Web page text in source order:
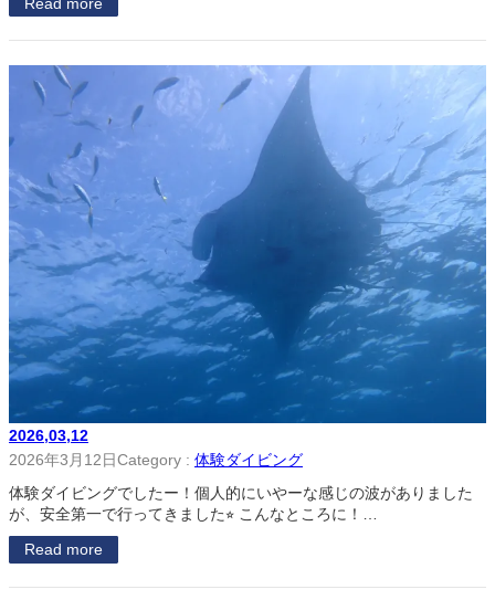
2026,03,12
2026年3月12日Category : 体験ダイビング
体験ダイビングでしたー！個人的にいやーな感じの波がありました
が、安全第一で行ってきました⭐︎ こんなところに！…
Read more